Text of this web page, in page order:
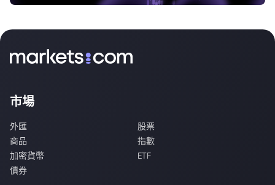
市場
外匯
股票
商品
指數
加密貨幣
ETF
債券